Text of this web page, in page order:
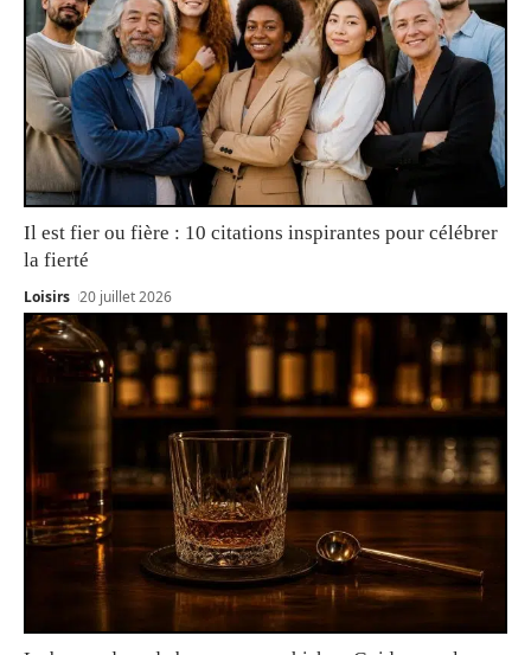
Il est fier ou fière : 10 citations inspirantes pour célébrer
la fierté
Loisirs 20 juillet 2026